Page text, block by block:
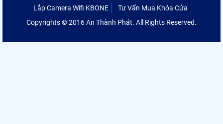
Lắp Camera Wifi KBONE
Tư Vấn Mua Khóa Cửa
Copyrights © 2016 An Thành Phát. All Rights Reserved.